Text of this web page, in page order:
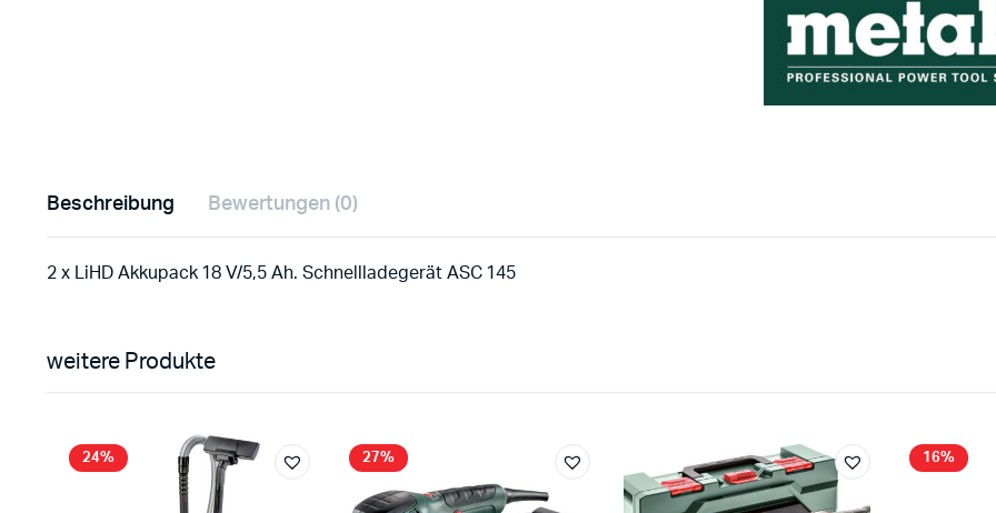
Beschreibung Bewertungen (0)
2 x LiHD Akkupack 18 V/5,5 Ah. Schnellladegerät ASC 145
weitere Produkte
24% 27% 16%